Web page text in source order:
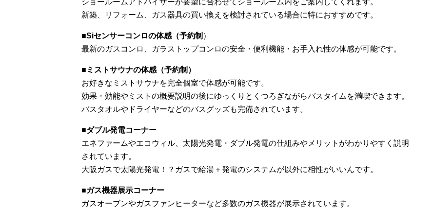
ショールームアドバイザーが要望に合わせてショールーム内をご案内してくれます。
新築、リフォーム、ガス器具の買い換えを検討されている場合に特におすすめです。
■Siセンサーコンロの体感（予約制 ）
最新のガスコンロ、ガラストップコンロの安全・便利機能・お手入れ性の体感が可能です。
■ ミストサウナの体感（予約制）
お好きなミストサウナを完全個室で体感が可能です。
効果・効能やミストの概要説明の後にゆっくりとくつろぎながらバスタイムを満喫できます。
バスタオルやドライヤーなどのバスグッズも完備されています。
■ダブル発電コーナー
エネファームやエコウィル、太陽光発電・ダブル発電の仕組みやメリットがわかりやすく説明
されています。
大阪ガスで太陽光発電！？ガスで給湯＋発電のシステムが以外に相性がいいんです。
■ガス機器展示コーナー
ガスオーブンやガスファンヒーターなど多数のガス機器が展示されています。